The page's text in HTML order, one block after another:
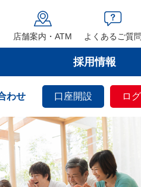
店舗案内・ATM よくあるご質問
採用情報
わせ 口座開設 ロ